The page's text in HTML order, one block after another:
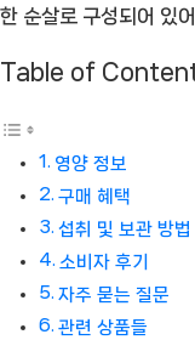
한 순살로 구성되어 있
Table of
영양 정보
구매 혜택
섭취 및 보관 방법
소비자 후기
자주 묻는 질문
관련 상품들